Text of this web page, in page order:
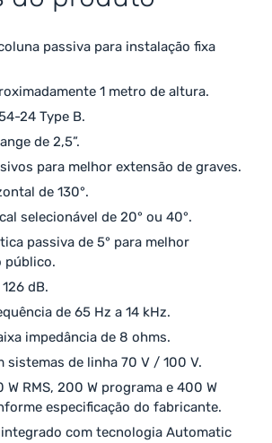
passiva para instalação fixa
1 metro de altura.
24 Type B.
de 2,5”.
para melhor extensão de graves.
de 130°.
selecionável de 20° ou 40°.
passiva de 5° para melhor
público.
dB.
de 65 Hz a 14 kHz.
impedância de 8 ohms.
sistemas de linha 70 V / 100 V.
W RMS, 200 W programa e 400 W
especificação do fabricante.
com tecnologia Automatic